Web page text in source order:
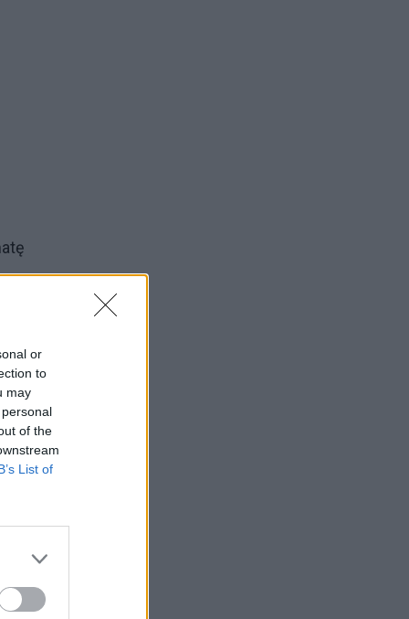
or
to
may
of the
List of